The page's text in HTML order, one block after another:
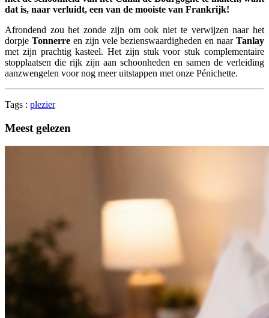
dat is, naar verluidt, een van de mooiste van Frankrijk!
Afrondend zou het zonde zijn om ook niet te verwijzen naar het
dorpje Tonnerreen zijn vele bezienswaardigheden en naar Tanlay
met zijn prachtig kasteel. Het zijn stuk voor stuk complementaire
stopplaatsen die rijk zijn aan schoonheden en samen de verleiding
aanzwengelen voor nog meer uitstappen met onze Pénichette.
Tags : plezier
Meest gelezen